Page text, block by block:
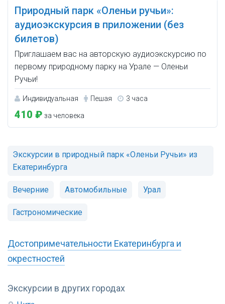
Экскурсии в других городах
Природный парк «Оленьи ручьи»:
аудиоэкскурсия в приложении (без
билетов)
Приглашаем вас на авторскую аудиоэкскурсию по
первому природному парку на Урале — Оленьи
Ручьи!
Индивидуальная Пешая 3 часа
410 ₽ за человека
Экскурсии в природный парк «Оленьи Ручьи» из
Екатеринбурга
Вечерние Автомобильные Урал
Гастрономические
Достопримечательности Екатеринбурга и
окрестностей